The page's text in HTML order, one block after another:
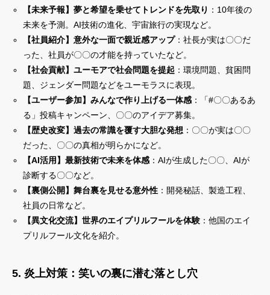
【未来予報】夢と希望を乗せてトレンドを先取り ：10年後の
未来を予測。AI技術の進化、宇宙旅行の実現など。
【社員紹介】意外な一面で親近感アップ：社長が実は〇〇だ
った、社員が〇〇の才能を持っていたなど。
【社会貢献】ユーモアで社会問題を提起 ：環境問題、貧困問
題、ジェンダー問題などをユーモラスに表現。
【ユーザー参加】みんなで作り上げる一体感 ：「#〇〇あるあ
る」投稿キャンペーン、〇〇のアイデア募集。
【歴史改変】過去の常識を覆す大胆な発想 ：〇〇が実は〇〇
だった、〇〇の真相が明らかになど。
【AI活用】最新技術で未来を体感 ：AIが生成した〇〇、AIが
診断する〇〇など。
【裏側公開】舞台裏を見せる意外性 ：開発秘話、製造工程、
社員の日常など。
【異文化交流】世界のエイプリルフールを体験 ：他国のエイ
プリルフール文化を紹介。
5. 炎上対策：笑いの裏に潜む落とし穴